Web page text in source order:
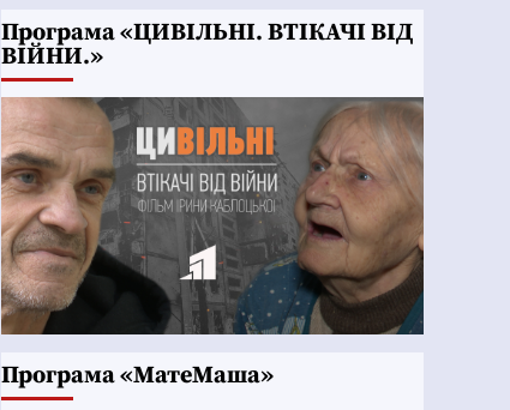
Програма «ЦИВІЛЬНІ. ВТІКАЧІ ВІД
ВІЙНИ.»
Програма «МатеМаша»